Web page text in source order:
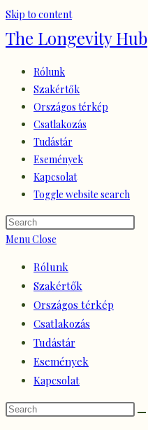
Skip to content
The Longevity Hub
Rólunk
Szakértők
Országos térkép
Csatlakozás
Tudástár
Események
Kapcsolat
Toggle website search
MenuClose
Rólunk
Szakértők
Országos térkép
Csatlakozás
Tudástár
Események
Kapcsolat